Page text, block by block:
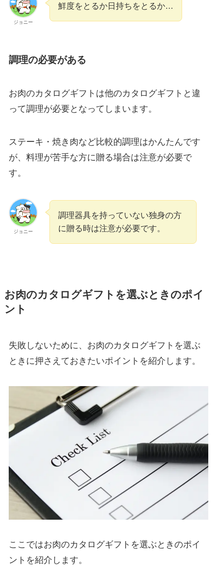
ジョニー
鮮度をとるか日持ちをとるか…
調理の必要がある
お肉のカタログギフトは他のカタログギフトと違
って調理が必要となってしまいます。
ステーキ・焼き肉など比較的調理はかんたんです
が、料理が苦手な方に贈る場合は注意が必要で
す。
ジョニー
調理器具を持っていない独身の方
に贈る時は注意が必要です。
お肉のカタログギフトを選ぶときのポイ
ント
失敗しないために、お肉のカタログギフトを選ぶ
ときに押さえておきたいポイントを紹介します。
ここではお肉のカタログギフトを選ぶときのポイ
ントを紹介します。